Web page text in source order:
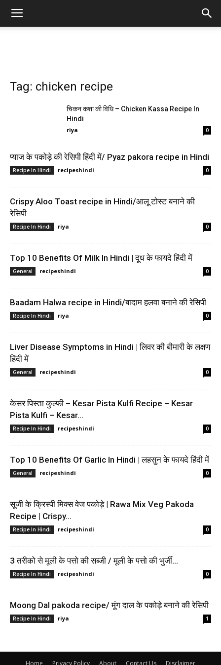
Tag: chicken recipe
चिकन कशा की विधि – Chicken Kassa Recipe In
Hindi
riya 0
प्याज के पकोड़े की रेसिपी हिंदी में/ Pyaz pakora recipe in Hindi
Recipe In Hindi recipeshindi 0
Crispy Aloo Toast recipe in Hindi/आलू टोस्ट बनाने की
रेसिपी
Recipe In Hindi riya 0
Top 10 Benefits Of Milk In Hindi | दूध के फायदे हिंदी में
General recipeshindi 0
Baadam Halwa recipe in Hindi/बादाम हलवा बनाने की रेसिपी
Recipe In Hindi riya 0
Liver Disease Symptoms in Hindi | लिवर की बीमारी के लक्षण
हिंदी में
General recipeshindi 0
केसर पिस्ता कुल्फी – Kesar Pista Kulfi Recipe – Kesar
Pista Kulfi – Kesar...
Recipe In Hindi recipeshindi 0
Top 10 Benefits Of Garlic In Hindi | लहसुन के फायदे हिंदी में
General recipeshindi 0
सूजी के क्रिस्पी मिक्स वेज पकोड़े | Rawa Mix Veg Pakoda
Recipe | Crispy...
Recipe In Hindi recipeshindi 0
3 तरीको से मूली के पत्तो की सब्जी / मूली के पत्तो की भुर्जी...
Recipe In Hindi recipeshindi 0
Moong Dal pakoda recipe/ मूंग दाल के पकोड़े बनाने की रेसिपी
Recipe In Hindi riya 1
Home Privacy Policy About Contact Us Disclaimer